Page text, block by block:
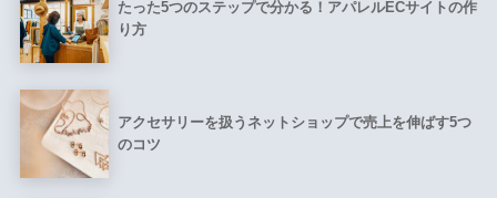
たった5つのステップで分かる！アパレルECサイトの作
り方
アクセサリーを扱うネットショップで売上を伸ばす5つ
のコツ